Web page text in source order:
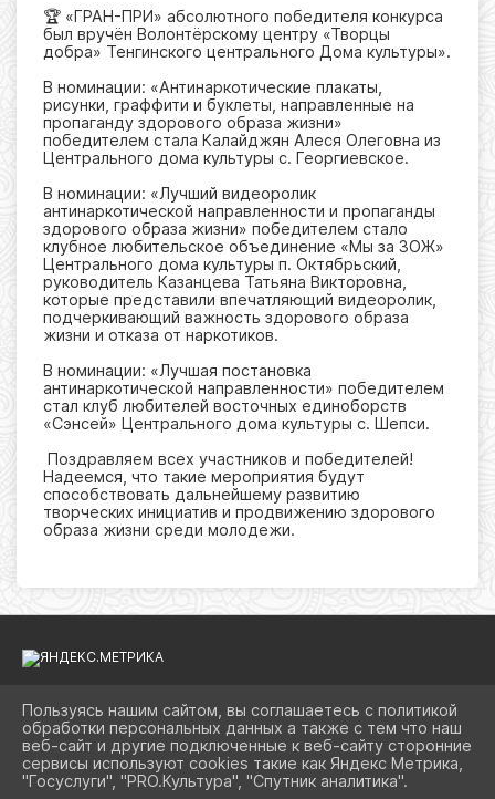
🏆 «ГРАН-ПРИ» абсолютного победителя конкурса
был вручён Волонтёрскому центру «Творцы
добра» Тенгинского центрального Дома культуры».
В номинации: «Антинаркотические плакаты,
рисунки, граффити и буклеты, направленные на
пропаганду здорового образа жизни»
победителем стала Калайджян Алеся Олеговна из
Центрального дома культуры с. Георгиевское.
В номинации: «Лучший видеоролик
антинаркотической направленности и пропаганды
здорового образа жизни» победителем стало
клубное любительское объединение «Мы за ЗОЖ»
Центрального дома культуры п. Октябрьский,
руководитель Казанцева Татьяна Викторовна,
которые представили впечатляющий видеоролик,
подчеркивающий важность здорового образа
жизни и отказа от наркотиков.
В номинации: «Лучшая постановка
антинаркотической направленности» победителем
стал клуб любителей восточных единоборств
«Сэнсей» Центрального дома культуры с. Шепси.
Поздравляем всех участников и победителей!
Надеемся, что такие мероприятия будут
способствовать дальнейшему развитию
творческих инициатив и продвижению здорового
образа жизни среди молодежи.
2026 Г. KULTURATUAPSE.RU
ВХОД
КАРТА САЙТА
ПОЛИТИКА ОБРАБОТКИ ПЕРСОНАЛЬНЫХ ДАННЫХ
Пользуясь нашим сайтом, вы соглашаетесь с политикой
обработки персональных данных а также с тем что наш
веб-сайт и другие подключенные к веб-сайту сторонние
сервисы используют cookies такие как Яндекс Метрика,
"Госуслуги", "PRO.Культура", "Спутник аналитика".